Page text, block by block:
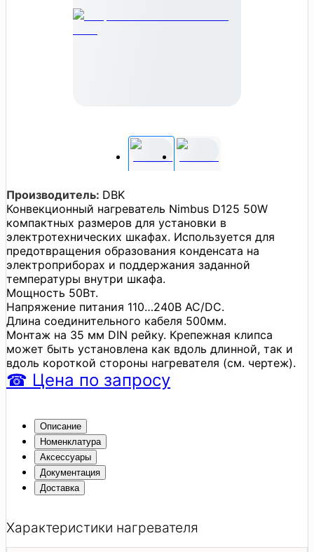
Производитель: DBK
Конвекционный нагреватель Nimbus D125 50W
компактных размеров для установки в
электротехнических шкафах. Используется для
предотвращения образования конденсата на
электроприборах и поддержания заданной
температуры внутри шкафа.
Мощность 50Вт.
Напряжение питания 110…240В АС/DC.
Длина соединительного кабеля 500мм.
Монтаж на 35 мм DIN рейку. Крепежная клипса
может быть установлена как вдоль длинной, так и
вдоль короткой стороны нагревателя (см. чертеж).
☎ Цена по запросу
Описание
Номенклатура
Аксессуары
Документация
Доставка
Характеристики нагревателя